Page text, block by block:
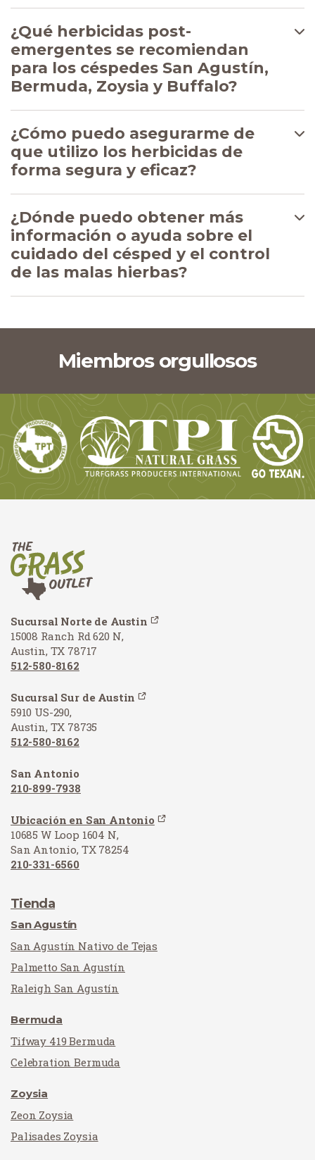
¿Qué herbicidas post-
emergentes se recomiendan
para los céspedes San Agustín,
Bermuda, Zoysia y Buffalo?
¿Cómo puedo asegurarme de
que utilizo los herbicidas de
forma segura y eficaz?
¿Dónde puedo obtener más
información o ayuda sobre el
cuidado del césped y el control
de las malas hierbas?
Miembros orgullosos
Sucursal Norte de Austin
15008 Ranch Rd 620 N,
Austin, TX 78717
512-580-8162
Sucursal Sur de Austin
5910 US-290,
Austin, TX 78735
512-580-8162
San Antonio
210-899-7938
Ubicación en San Antonio
10685 W Loop 1604 N,
San Antonio, TX 78254
210-331-6560
Tienda
San Agustín
San Agustín Nativo de Tejas
Palmetto San Agustín
Raleigh San Agustín
Bermuda
Tifway 419 Bermuda
Celebration Bermuda
Zoysia
Zeon Zoysia
Palisades Zoysia